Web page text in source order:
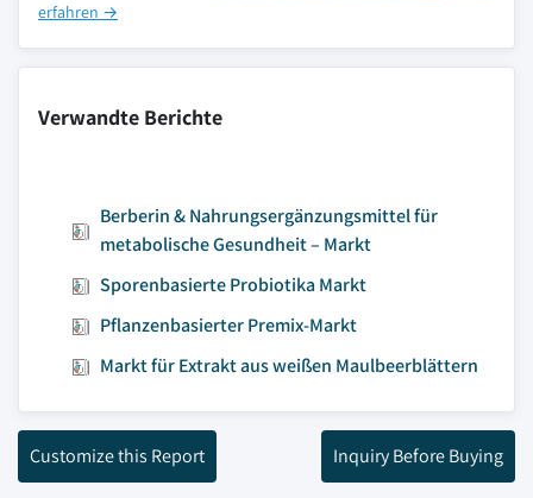
erfahren →
Verwandte Berichte
Berberin & Nahrungsergänzungsmittel für
metabolische Gesundheit – Markt
Sporenbasierte Probiotika Markt
Pflanzenbasierter Premix-Markt
Markt für Extrakt aus weißen Maulbeerblättern
Customize this Report Inquiry Before Buying